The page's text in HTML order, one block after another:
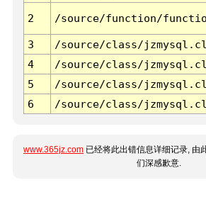
2 /source/function/
3 /source/class/
4
/source/class/
5
/source/class/
6
/source/class/
www.365jz.com 已经将此出错信息详细记录, 由
们深感歉意.